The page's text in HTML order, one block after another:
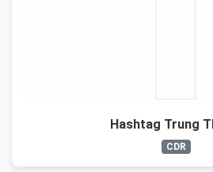
Hashtag Trung
CDR